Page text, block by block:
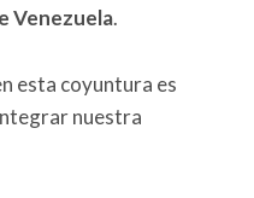
Venezuela.
esta coyuntura es
nuestra